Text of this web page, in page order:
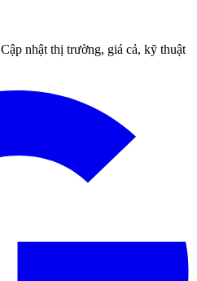
nhật thị trường, giá cả, kỹ thuật